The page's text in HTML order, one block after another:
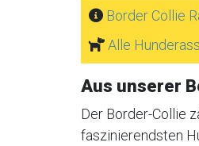
Border Collie
Alle
Aus unserer
Der Border-Collie
faszinierendsten